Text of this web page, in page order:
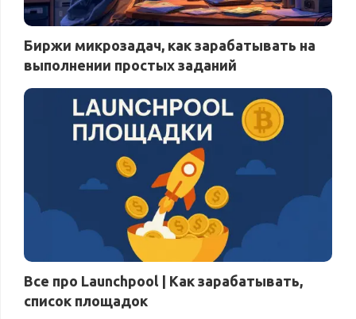
Биржи микрозадач, как зарабатывать на
выполнении простых заданий
Все про Launchpool | Как зарабатывать,
список площадок